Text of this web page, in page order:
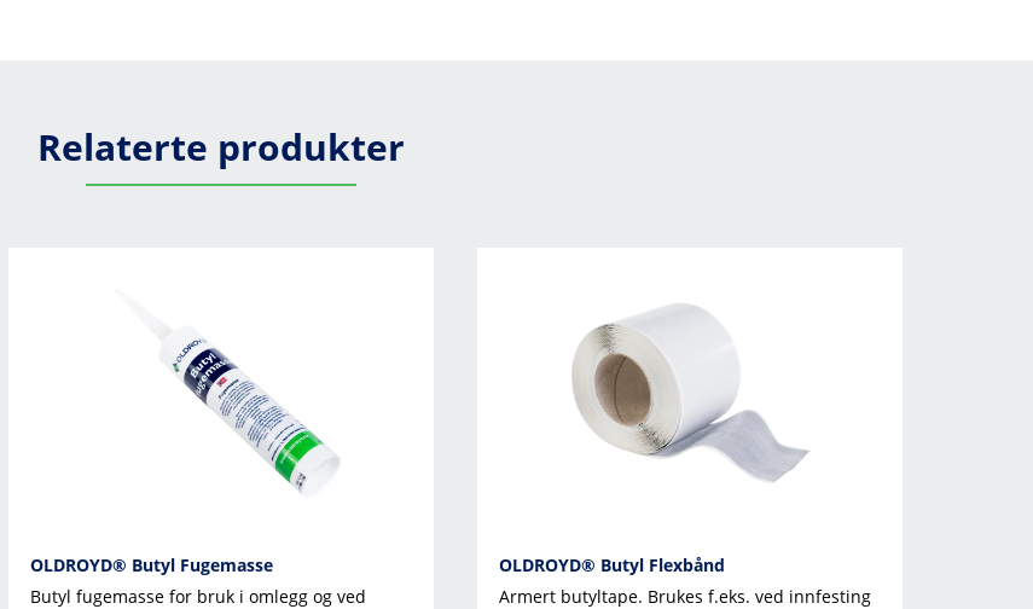
Relaterte produkter
OLDROYD® Butyl Fugemasse
Butyl fugemasse for bruk i omlegg og ved
OLDROYD® Butyl Flexbånd
Armert butyltape. Brukes f.eks. ved innfesting